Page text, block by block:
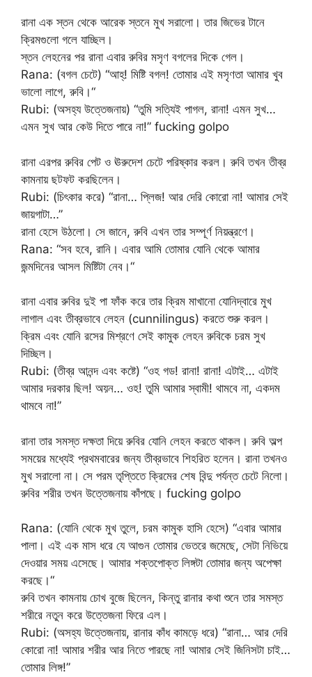
রানা এক স্তন থেকে আরেক স্তনে মুখ সরালো। তার জিভের টানে
ক্রিমগুলো গলে যাচ্ছিল।
স্তন লেহনের পর রানা এবার রুবির মসৃণ বগলের দিকে গেল।
Rana: (বগল চেটে) “আহ্! মিষ্টি বগল! তোমার এই মসৃণতা আমার খুব
ভালো লাগে, রুবি।“
Rubi: (অসহ্য উত্তেজনায়) “তুমি সত্যিই পাগল, রানা! এমন সুখ…
এমন সুখ আর কেউ দিতে পারে না!” fucking golpo
রানা এরপর রুবির পেট ও ঊরুদেশ চেটে পরিষ্কার করল। রুবি তখন তীব্র
কামনায় ছটফট করছিলেন।
Rubi: (চিৎকার করে) “রানা… প্লিজ! আর দেরি কোরো না! আমার সেই
জায়গাটা…”
রানা হেসে উঠলো। সে জানে, রুবি এখন তার সম্পূর্ণ নিয়ন্ত্রণে।
Rana: “সব হবে, রানি। এবার আমি তোমার যোনি থেকে আমার
জন্মদিনের আসল মিষ্টিটা নেব।“
রানা এবার রুবির দুই পা ফাঁক করে তার ক্রিম মাখানো যোনিদ্বারে মুখ
লাগাল এবং তীব্রভাবে লেহন (cunnilingus) করতে শুরু করল।
ক্রিম এবং যোনি রসের মিশ্রণে সেই কামুক লেহন রুবিকে চরম সুখ
দিচ্ছিল।
Rubi: (তীব্র আনন্দ এবং কষ্টে) “ওহ গড! রানা! রানা! এটাই… এটাই
আমার দরকার ছিল! অয়ন… ওহ! তুমি আমার স্বামী! থামবে না, একদম
থামবে না!”
রানা তার সমস্ত দক্ষতা দিয়ে রুবির যোনি লেহন করতে থাকল। রুবি অল্প
সময়ের মধ্যেই প্রথমবারের জন্য তীব্রভাবে শিহরিত হলেন। রানা তখনও
মুখ সরালো না। সে পরম তৃপ্তিতে ক্রিমের শেষ বিন্দু পর্যন্ত চেটে নিলো।
রুবির শরীর তখন উত্তেজনায় কাঁপছে। fucking golpo
Rana: (যোনি থেকে মুখ তুলে, চরম কামুক হাসি হেসে) “এবার আমার
পালা। এই এক মাস ধরে যে আগুন তোমার ভেতরে জমেছে, সেটা নিভিয়ে
দেওয়ার সময় এসেছে। আমার শক্তপোক্ত লিঙ্গটা তোমার জন্য অপেক্ষা
করছে।“
রুবি তখন কামনায় চোখ বুজে ছিলেন, কিন্তু রানার কথা শুনে তার সমস্ত
শরীরে নতুন করে উত্তেজনা ফিরে এল।
Rubi: (অসহ্য উত্তেজনায়, রানার কাঁধ কামড়ে ধরে) “রানা… আর দেরি
কোরো না! আমার শরীর আর নিতে পারছে না! আমার সেই জিনিসটা চাই…
তোমার লিঙ্গ!”